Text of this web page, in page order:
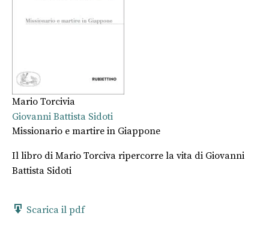
Mario Torcivia
Giovanni Battista Sidoti
Missionario e martire in Giappone
Il libro di Mario Torciva ripercorre la vita di Giovanni
Battista Sidoti
Scarica il pdf